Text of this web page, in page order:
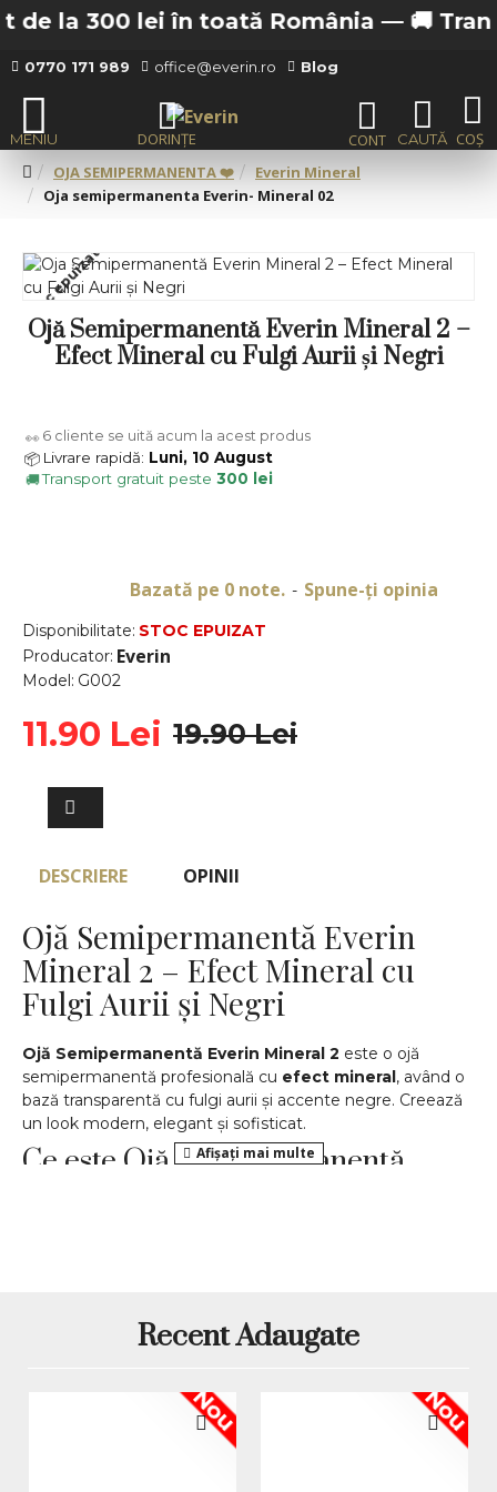
la 300 lei în toată România —🚚
0770 171 989 office@everin.ro Blog
OJA SEMIPERMANENTA ❤️
Everin Mineral
Oja semipermanenta Everin- Mineral 02
Stoc epuizat
Ojă Semipermanentă Everin Mineral 2 –
Efect Mineral cu Fulgi Aurii și Negri
Disponibilitate: STOC EPUIZAT
Producator: Everin
Model: G002
Bazată pe 0 note. - Spune-ţi opinia
11.90 Lei 19.90 Lei
👀 6 cliente se uită acum la acest produs
📦 Livrare rapidă: Luni, 10 August
🚚Transport gratuit peste 300 lei
DESCRIERE OPINII
Ojă Semipermanentă Everin
Mineral 2 – Efect Mineral cu
Fulgi Aurii și Negri
Ojă Semipermanentă Everin Mineral 2 este o ojă
semipermanentă profesională cu efect mineral, având o
bază transparentă cu fulgi aurii și accente negre. Creează
un look modern, elegant și sofisticat.
Ce este Ojă Semipermanentă
Beneficii și avantaje
Efect mineral cu bază transparentă și fulgi aurii &
Rezistență îndelungată – până la 3-4 săptămâni fără
Recent Adaugate
Nou Nou